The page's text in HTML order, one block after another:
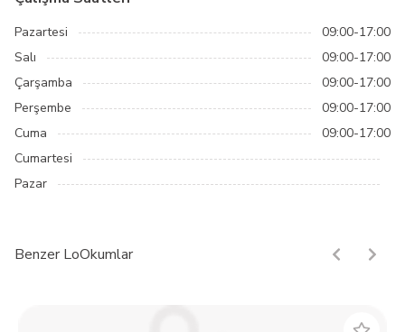
Pazartesi
09:00-17:00
Salı
09:00-17:00
Çarşamba
09:00-17:00
Perşembe
09:00-17:00
Cuma
09:00-17:00
Cumartesi
Pazar
Benzer LoOkumlar